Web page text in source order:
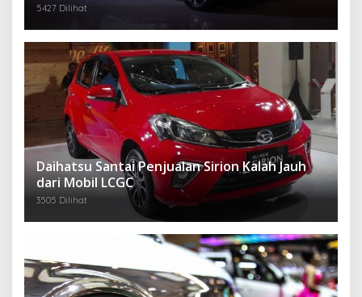
5427 Dilihat
Daihatsu Santai Penjualan Sirion Kalah Jauh
dari Mobil LCGC
3505 Dilihat